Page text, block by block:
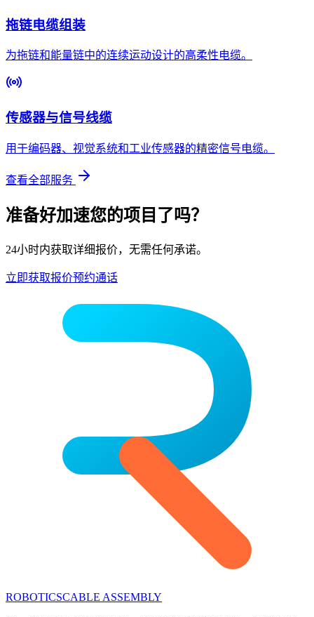
拖链电缆组装
为拖链和能量链中的连续运动设计的高柔性电缆。
传感器与信号线缆
用于编码器、视觉系统和工业传感器的精密信号电缆。
查看全部服务
准备好加速您的项目了吗？
24小时内获取详细报价，无需任何承诺。
立即获取报价预约通话
ROBOTICSCABLE ASSEMBLY